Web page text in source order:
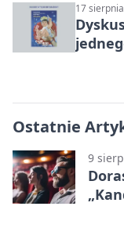
17
Ostatnie
9